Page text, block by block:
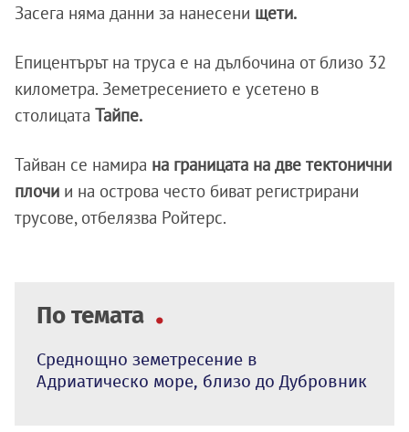
Засега няма данни за нанесени щети.
Епицентърът на труса е на дълбочина от близо 32
километра. Земетресението е усетено в
столицата Тайпе.
Тайван се намира на границата на две тектонични
плочи и на острова често биват регистрирани
трусове, отбелязва Ройтерс.
По темата
Среднощно земетресение в
Адриатическо море, близо до Дубровник